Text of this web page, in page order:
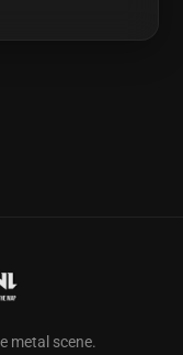
metal scene.